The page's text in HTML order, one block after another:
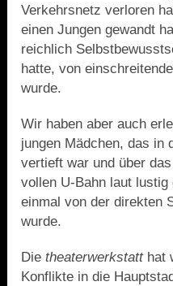
Verkehrsnetz verloren
einen Jungen gewandt
reichlich
hatte, von
wurde.
Wir haben aber auch
jungen Mädchen, das in
vertieft war und über
vollen U-Bahn laut
einmal von der direkten
wurde.
Dietheaterwerkstatthat
Konflikte in die